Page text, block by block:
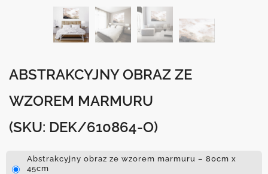
ABSTRAKCYJNY OBRAZ ZE
WZOREM MARMURU
(SKU: DEK/610864-O)
Abstrakcyjny obraz ze wzorem marmuru – 80cm x
45cm